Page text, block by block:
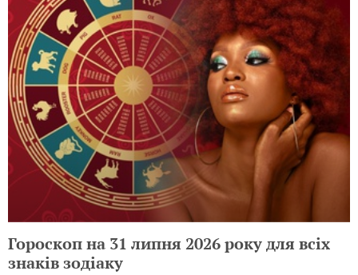
Гороскоп на 31 липня 2026 року для всіх
знаків зодіаку